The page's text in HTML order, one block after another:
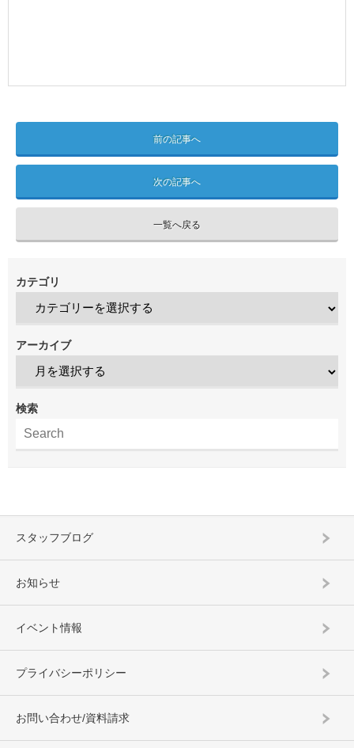
前の記事へ
次の記事へ
一覧へ戻る
カテゴリ
アーカイブ
検索
スタッフブログ
お知らせ
イベント情報
プライバシーポリシー
お問い合わせ/資料請求